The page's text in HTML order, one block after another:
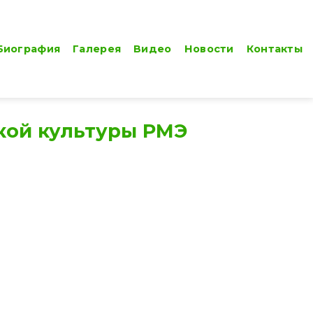
Галерея Видео Новости Контакты
культуры РМЭ